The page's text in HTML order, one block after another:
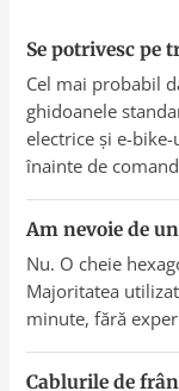
Se potrivesc pe
Cel mai probabil
ghidoanele
electrice și e-
înainte de
Am nevoie de
Nu. O cheie
Majoritatea
minute, fără
Cablurile de